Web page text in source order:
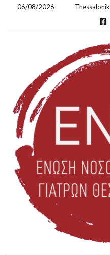
06/08/2026